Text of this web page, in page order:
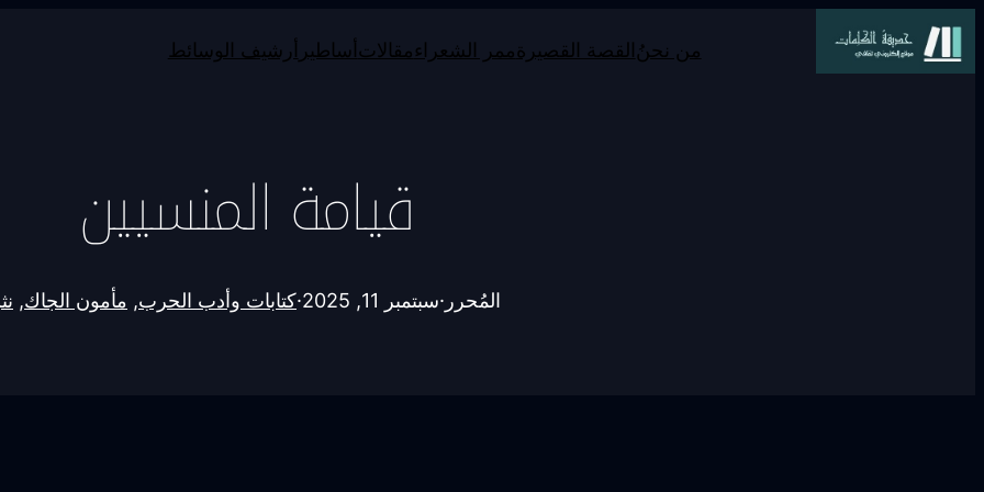
من نحنُ القصة القصيرةممر الشعراءمقالات أساطير أرشيف الوسائط
قيامة المنسيين
المُحرر ·سبتمبر 11, 2025 ·كتابات وأدب الحرب, مأمون الجاك,